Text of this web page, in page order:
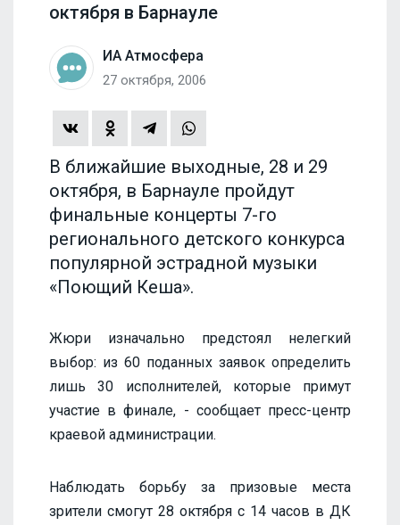
октября в Барнауле
ИА Атмосфера
27 октября, 2006
В ближайшие выходные, 28 и 29
октября, в Барнауле пройдут
финальные концерты 7-го
регионального детского конкурса
популярной эстрадной музыки
«Поющий Кеша».
Жюри изначально предстоял нелегкий
выбор: из 60 поданных заявок определить
лишь 30 исполнителей, которые примут
участие в финале, - сообщает пресс-центр
краевой администрации.
Наблюдать борьбу за призовые места
зрители смогут 28 октября с 14 часов в ДК